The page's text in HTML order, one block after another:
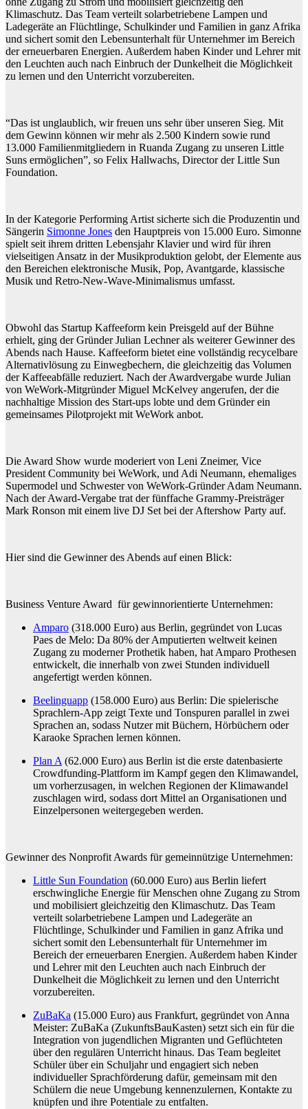
Klimaschutz. Das Team verteilt solarbetriebene Lampen und
Ladegeräte an Flüchtlinge, Schulkinder und Familien in ganz Afrika
und sichert somit den Lebensunterhalt für Unternehmer im Bereich
der erneuerbaren Energien. Außerdem haben Kinder und Lehrer mit
den Leuchten auch nach Einbruch der Dunkelheit die Möglichkeit
zu lernen und den Unterricht vorzubereiten.
“Das ist unglaublich, wir freuen uns sehr über unseren Sieg. Mit
dem Gewinn können wir mehr als 2.500 Kindern sowie rund
13.000 Familienmitgliedern in Ruanda Zugang zu unseren Little
Suns ermöglichen”, so Felix Hallwachs, Director der Little Sun
Foundation.
In der Kategorie Performing Artist sicherte sich die Produzentin und
Sängerin Simonne Jones den Hauptpreis von 15.000 Euro. Simonne
spielt seit ihrem dritten Lebensjahr Klavier und wird für ihren
vielseitigen Ansatz in der Musikproduktion gelobt, der Elemente aus
den Bereichen elektronische Musik, Pop, Avantgarde, klassische
Musik und Retro-New-Wave-Minimalismus umfasst.
Obwohl das Startup Kaffeeform kein Preisgeld auf der Bühne
erhielt, ging der Gründer Julian Lechner als weiterer Gewinner des
Abends nach Hause. Kaffeeform bietet eine vollständig recycelbare
Alternativlösung zu Einwegbechern, die gleichzeitig das Volumen
der Kaffeeabfälle reduziert. Nach der Awardvergabe wurde Julian
von WeWork-Mitgründer Miguel McKelvey angerufen, der die
nachhaltige Mission des Start-ups lobte und dem Gründer ein
gemeinsames Pilotprojekt mit WeWork anbot.
Die Award Show wurde moderiert von Leni Zneimer, Vice
President Community bei WeWork, und Adi Neumann, ehemaliges
Supermodel und Schwester von WeWork-Gründer Adam Neumann.
Nach der Award-Vergabe trat der fünffache Grammy-Preisträger
Mark Ronson mit einem live DJ Set bei der Aftershow Party auf.
Hier sind die Gewinner des Abends auf einen Blick:
Business Venture Award für gewinnorientierte Unternehmen:
Amparo (318.000 Euro) aus Berlin, gegründet von Lucas
Paes de Melo: Da 80% der Amputierten weltweit keinen
Zugang zu moderner Prothetik haben, hat Amparo Prothesen
entwickelt, die innerhalb von zwei Stunden individuell
angefertigt werden können.
Beelinguapp (158.000 Euro) aus Berlin: Die spielerische
Sprachlern-App zeigt Texte und Tonspuren parallel in zwei
Sprachen an, sodass Nutzer mit Büchern, Hörbüchern oder
Karaoke Sprachen lernen können.
Plan A(62.000 Euro) aus Berlin ist die erste datenbasierte
Crowdfunding-Plattform im Kampf gegen den Klimawandel,
um vorherzusagen, in welchen Regionen der Klimawandel
zuschlagen wird, sodass dort Mittel an Organisationen und
Einzelpersonen weitergegeben werden.
Gewinner des Nonprofit Awards für gemeinnützige Unternehmen:
Little Sun Foundation (60.000 Euro) aus Berlin liefert
erschwingliche Energie für Menschen ohne Zugang zu Strom
und mobilisiert gleichzeitig den Klimaschutz. Das Team
verteilt solarbetriebene Lampen und Ladegeräte an
Flüchtlinge, Schulkinder und Familien in ganz Afrika und
sichert somit den Lebensunterhalt für Unternehmer im
Bereich der erneuerbaren Energien. Außerdem haben Kinder
und Lehrer mit den Leuchten auch nach Einbruch der
Dunkelheit die Möglichkeit zu lernen und den Unterricht
vorzubereiten.
ZuBaKa (15.000 Euro) aus Frankfurt, gegründet von Anna
Meister: ZuBaKa (ZukunftsBauKasten) setzt sich ein für die
Integration von jugendlichen Migranten und Geflüchteten
über den regulären Unterricht hinaus. Das Team begleitet
Schüler über ein Schuljahr und engagiert sich neben
individueller Sprachförderung dafür, gemeinsam mit den
Schülern die neue Umgebung kennenzulernen, Kontakte zu
knüpfen und ihre Potentiale zu entfalten.